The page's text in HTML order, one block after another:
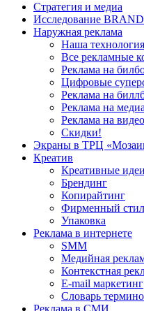
Стратегия и медиа
Исследование
Наружная реклама
Наша технология
Все рекламные
Реклама на
Цифровые
Реклама на
Реклама на
Реклама на
Скидки!
Экраны в ТРЦ
Креатив
Креативные
Брендинг
Копирайтинг
Фирменный
Упаковка
Реклама в интернете
SMM
Медийная
Контекстная
E-mail маркетинг
Словарь